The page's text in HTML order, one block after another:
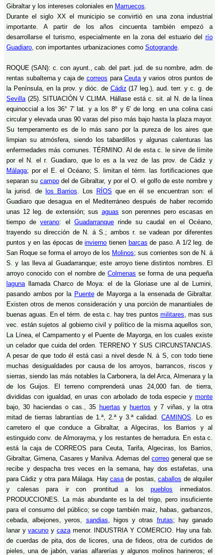
Gibraltar y los intereses coloniales en Marruecos
Durante el siglo XX el municipio se convirtió en una zona industrial
importante. A partir de los años cincuenta también empezó a
desarrollarse el turismo, especialmente en la zona del estuario del río
Guadiaro , con importantes urbanizaciones como Sotogrande
ROQUE (SAN): c. con ayunt., cab. del part. jud. de su nombre, adm. de
rentas subalterna y caja de correos paraCeuta y varios otros puntos de
la Península, en la prov. y dióc. de Cádiz (17 leg.), aud. terr. y c. g. de
Sevilla (25). SITUACIÓN V CLIMA. Hállase está c. sit. al N. de la línea
equinoccial a los 36° 7' lat. y a los 8º y 6' de long. en una colina casi
circular y elevada unas 90 varas del piso más bajo hasta la plaza mayor.
Su temperamento es de lo más sano por la pureza de los aires que
limpian su atmósfera, siendo los tabardillos y algunas calenturas las
enfermedades más comunes. TÉRMINO. Al de esta c. le sirve de límite
por el N. el r. Guadiaro, que lo es a la vez de las prov. de Cádiz y
Málaga; por el E. el Océano; S. limitan el térm. las fortificaciones que
separan su campodel de Gibraltar, y por el O. el golfo de este nombre y
la jurisd. de
los Barrios . Los RÍOS que en él se encuentran son: el
Guadiaro que desagua en el Mediterráneo después de haber recorrido
unas 12 leg. de extensión; sus aguas son perennes pero escasas en
tiempo deverano: el Guadarranquerinde su caudal en el Océano,
trayendo su dirección de N. á S.; ambos r. se vadean por diferentes
puntos y en las épocas deinvierno tienen barcas de paso. A 1/2 leg. de
San Roque se forma el arroyo de los Molinos; sus corrientes son de N. á
S. y las lleva al Guadarranque; este arroyo tiene distintos nombres. El
arroyo conocido con el nombre deColmenas se forma de una pequeña
laguna llamada Charco de Moya: el de la Gloriase une al de Lumini,
pasando ambos por la Puentede Mayorga a la ensenada de Gibraltar.
Existen otros de menos consideración y una porción de manantiales de
buenas aguas. En el térm. de esta c. hay tres puntos militares , mas sus
vec. están sujetos al gobierno civil y político de la misma aquellos son,
La Línea, el Campamento y el Puente de Mayorga, en los cuales existe
un celador que cuida del orden. TERRENO Y SUS CIRCUNSTANCIAS.
A pesar de que todo él está casi a nivel desde N. á S, con todo tiene
muchas desigualdades por causa de los arroyos, barrancos, riscos y
sierras, siendo las más notables la Carbonera, la del Arca, Almenara y la
de los Guijos. El terreno comprenderá unas 24,000 fan. de tierra,
divididas con igualdad, en unas con arbolado de toda especie y monte
bajo, 30 haciendas o cas., 35 huertas y huertos y 7 viñas, y la otra
mitad de tierras labrantías de 1.ª, 2.ª y 3.ª calidad. CAMINOS . Lo es
carretero el que conduce a Gibraltar, a Algeciras, los Barrios y al
estinguido conv. de Almorayma, y los restantes de herradura. En esta c.
está la caja de CORREOS para Ceuta, Tarifa, Algeciras, los Barrios,
Gibraltar, Gimena, Casares y Manilva. Ademas del correo general que se
recibe y despacha tres veces en la semana, hay dos estafetas, una
para Cádiz y otra para Málaga. Hay casade postas,caballos de alquiler
y calesas para ir con prontitud a lospueblos inmediatos.
PRODUCCIONES. La más abundante es la del trigo, pero insuficiente
para el consumo del público; se coge también maiz, habas, garbanzos,
cebada, albejones, yeros, sandias , higos y otras frutas; hay ganado
lanar yvacuno y cazamenor. INDUSTRIA Y COMERCIO. Hay una fab.
de cuerdas de pita, dos de licores, una de fideos, otra de curtidos de
pieles, una de jabón, varias alfarerías y algunos molinos harineros; el